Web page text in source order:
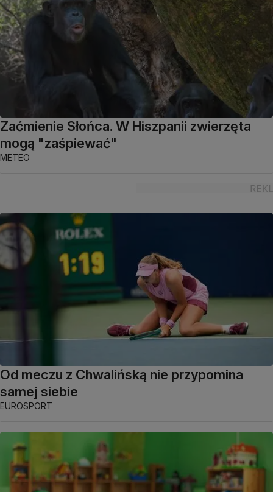
Zaćmienie Słońca. W Hiszpanii zwierzęta
mogą "zaśpiewać"
METEO
Od meczu z Chwalińską nie przypomina
samej siebie
EUROSPORT